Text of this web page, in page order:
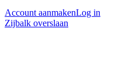
Account aanmakenLog in
Zijbalk overslaan